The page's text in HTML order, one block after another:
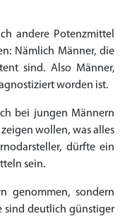
andere Potenzmittel
Nämlich Männer, die
sind. Also Männer,
worden ist.
bei jungen Männern
wollen, was alles
dürfte ein
sein.
genommen, sondern
sind deutlich günstiger